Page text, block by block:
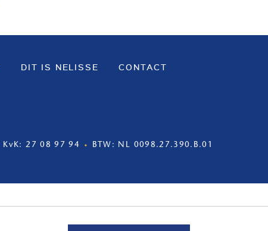
DIT IS NELISSE CONTACT
KvK: 27 08 97 94 BTW: NL 0098.27.390.B.01